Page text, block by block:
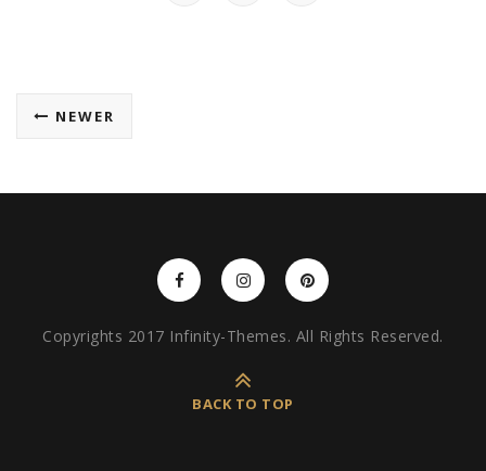
NEWER
Copyrights 2017 Infinity-Themes. All Rights Reserved.
BACK TO TOP